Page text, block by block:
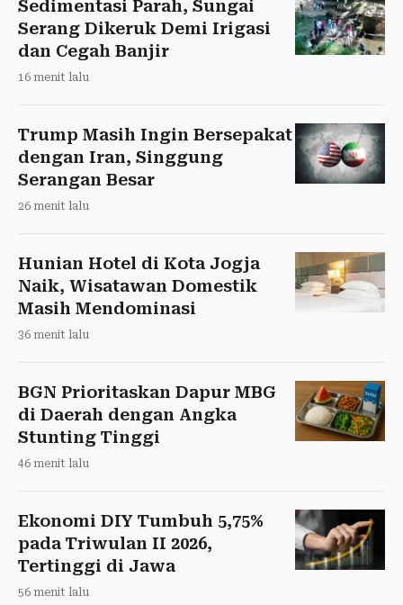
Sedimentasi Parah, Sungai
Serang Dikeruk Demi Irigasi
dan Cegah Banjir
16 menit lalu
Trump Masih Ingin Bersepakat
dengan Iran, Singgung
Serangan Besar
26 menit lalu
Hunian Hotel di Kota Jogja
Naik, Wisatawan Domestik
Masih Mendominasi
36 menit lalu
BGN Prioritaskan Dapur MBG
di Daerah dengan Angka
Stunting Tinggi
46 menit lalu
Ekonomi DIY Tumbuh 5,75%
pada Triwulan II 2026,
Tertinggi di Jawa
56 menit lalu